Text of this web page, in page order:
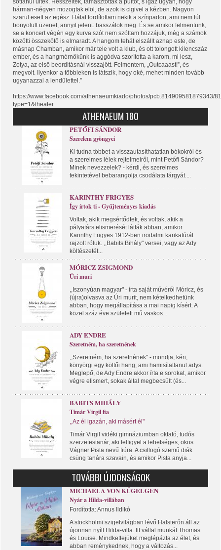
hárman-négyen mozogtak elöl, de azok is cigivel a kézben. Nagyon
szarul esett az egész. Hátat fordítottam nekik a színpadon, ami nem túl
bonyolult üzenet, annyit jelent: basszátok meg. És se amikor felmentünk,
se a koncert végén egy kurva szót nem szóltam hozzájuk, még a számok
közötti összekötő is elmaradt. A hangom tehát elszállt aznap este, de
másnap Chamban, amikor már tele volt a klub, és ott tolongott kilencszáz
ember, és a hangmérnökünk is aggódva szorította a karom, mi lesz,
Zotya, az első beordításnál visszajött. Felmentem, „Outcaaast!”, és
megvolt. Ilyenkor a többieken is látszik, hogy oké, mehet minden tovább
ugyanazzal a lendülettel.”
https://www.facebook.com/athenaeumkiado/photos/pcb.814909581879343/
type=1&theater
ATHENAEUM 180
PETŐFI SÁNDOR
Szerelem gyöngyei
Ki tudna többet a visszautasíthatatlan bókokról és
a szerelmes lélek rejtelmeiről, mint Petőfi Sándor?
Minek nevezzelek? - kérdi, és szerelmes
tekintetével bebarangolja csodálata tárgyát....
KARINTHY FRIGYES
Így írtok ti - Gyűjteményes kiadás
Voltak, akik megsértődtek, és voltak, akik a
pályatárs elismerését látták abban, amikor
Karinthy Frigyes 1912-ben irodalmi karikatúrát
rajzolt róluk. ,,Babits Bihály" versei, vagy az Ady
költészetét...
MÓRICZ ZSIGMOND
Úri muri
,,Iszonyúan magyar" - írta saját művéről Móricz, és
(újra)olvasva az Úri murit, nem kételkedhetünk
abban, hogy megállapítása a mai napig kísért. A
közel száz éve született mű vaskos...
ADY ENDRE
Szeretném, ha szeretnének
,,Szeretném, ha szeretnének" - mondja, kéri,
könyörgi egy költői hang, ami hamisítatlanul adys.
Meglepő, de Ady Endre akkor írta e sorokat, amikor
végre elismert, sokak által megbecsült (és...
BABITS MIHÁLY
Timár Virgil fia
,,Az él igazán, aki másért él"
Timár Virgil vidéki gimnáziumban oktató, tudós
szerzetestanár, aki felfigyel a tehetséges, okos
Vágner Pista nevű fiúra. A csillogó szemű diák
csüng tanára szavain, és amikor Pista anyja...
TOVÁBBI ÚJDONSÁGOK
MICHAELA VON KÜGELGEN
Nyár a Hilda-villában
Fordította: Annus Ildikó
A stockholmi szigetvilágban lévő Halsterőn áll az
újonnan nyílt Hilda-villa. Itt vállal munkát Thomas
és Louise. Mindkettejüket megtépázta az élet, és
abban reménykednek, hogy a változás...